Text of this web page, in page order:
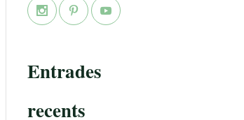
Entrades
recents